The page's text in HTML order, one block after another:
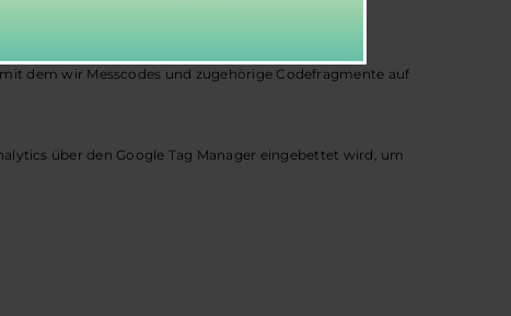
dem wir Messcodes und zugehörige Codefragmente auf
über den Google Tag Manager eingebettet wird, um